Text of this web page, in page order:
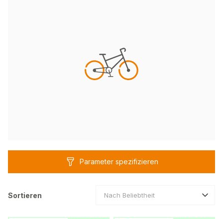
Parameter spezifizieren
Sortieren Nach Beliebtheit